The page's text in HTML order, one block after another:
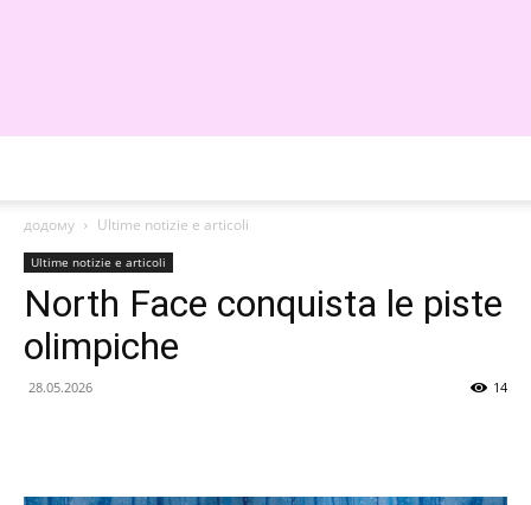
додому
Ultime notizie e articoli
Ultime notizie e articoli
North Face conquista le piste
olimpiche
28.05.2026 14